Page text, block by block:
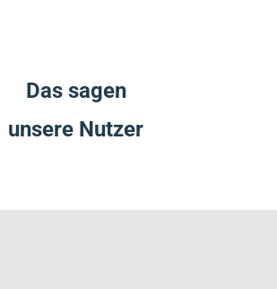
Das sagen
unsere Nutzer